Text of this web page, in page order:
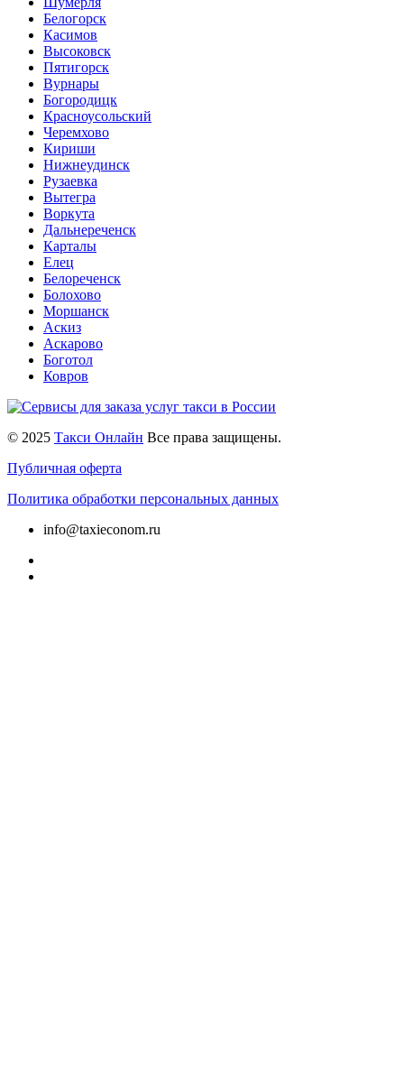
Белогорск
Касимов
Высоковск
Пятигорск
Вурнары
Богородицк
Красноусольский
Черемхово
Кириши
Нижнеудинск
Рузаевка
Вытегра
Воркута
Дальнереченск
Карталы
Елец
Белореченск
Болохово
Моршанск
Аскиз
Аскарово
Боготол
Ковров
© 2025 Такси Онлайн Все права защищены.
Публичная оферта
Политика обработки персональных данных
info@taxieconom.ru